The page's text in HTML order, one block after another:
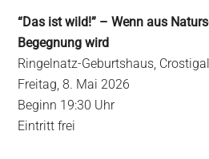
“Das ist wild!” – Wenn aus
Begegnung wird
Ringelnatz-Geburtshaus,
Freitag, 8. Mai 2026
Beginn 19:30 Uhr
Eintritt frei